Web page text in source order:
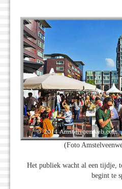
(Foto
Het publiek wacht al een tijdje,
begint te